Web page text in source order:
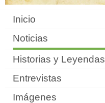
Inicio
Noticias
Historias y Leyendas
Entrevistas
Imágenes